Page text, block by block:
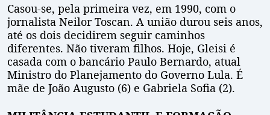
Casou-se, pela primeira vez, em 1990, com o
jornalista Neilor Toscan. A união durou seis anos,
até os dois decidirem seguir caminhos
diferentes. Não tiveram filhos. Hoje, Gleisi é
casada com o bancário Paulo Bernardo, atual
Ministro do Planejamento do Governo Lula. É
mãe de João Augusto (6) e Gabriela Sofia (2).